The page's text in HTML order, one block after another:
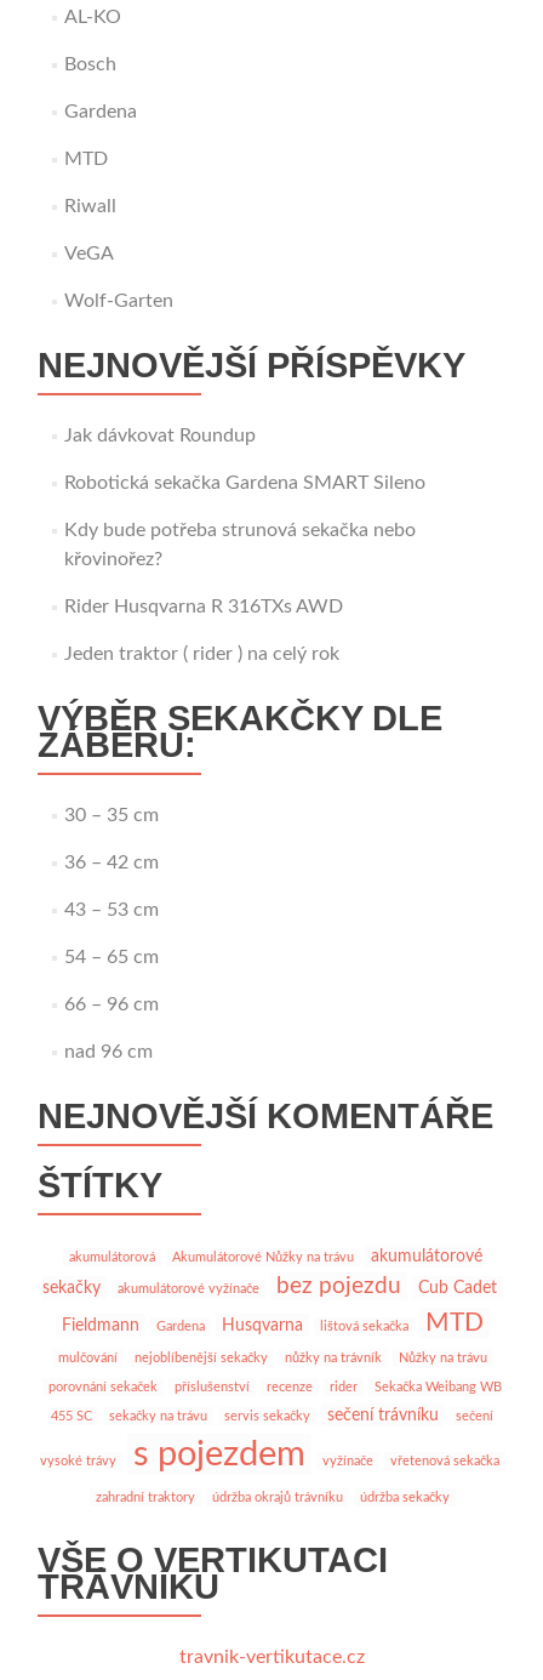
AL-KO
Bosch
Gardena
MTD
Riwall
VeGA
Wolf-Garten
NEJNOVĚJŠÍ PŘÍSPĚVKY
Jak dávkovat Roundup
Robotická sekačka Gardena SMART Sileno
Kdy bude potřeba strunová sekačka nebo
křovinořez?
Rider Husqvarna R 316TXs AWD
Jeden traktor ( rider ) na celý rok
VÝBĚR SEKAKČKY DLE
ZÁBĚRU:
30 – 35 cm
36 – 42 cm
43 – 53 cm
54 – 65 cm
66 – 96 cm
nad 96 cm
NEJNOVĚJŠÍ KOMENTÁŘE
ŠTÍTKY
akumulátorová Akumulátorové Nůžky na trávu
akumulátorové
sekačky
akumulátorové vyžínače bez pojezdu Cub Cadet
Fieldmann Gardena Husqvarna lištová sekačka MTD
mulčování nejoblíbenější sekačky nůžky na trávník Nůžky na trávu
porovnání sekaček příslušenství recenze rider Sekačka Weibang WB
455 SC sekačky na trávu servis sekačky sečení trávníku sečení
vysoké trávy s pojezdem vyžínače vřetenová sekačka
zahradní traktory údržba okrajů trávníku údržba sekačky
VŠE O VERTIKUTACI
TRÁVNÍKU
travnik-vertikutace.cz